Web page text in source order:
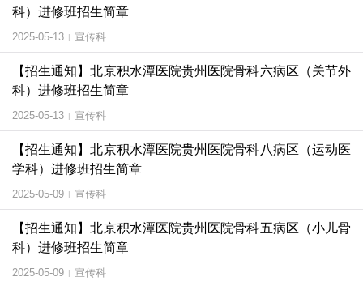
科）进修班招生简章
2025-05-13 | 宣传科
【招生通知】北京积水潭医院贵州医院骨科六病区（关节外
科）进修班招生简章
2025-05-13 | 宣传科
【招生通知】北京积水潭医院贵州医院骨科八病区（运动医
学科）进修班招生简章
2025-05-09 | 宣传科
【招生通知】北京积水潭医院贵州医院骨科五病区（小儿骨
科）进修班招生简章
2025-05-09 | 宣传科